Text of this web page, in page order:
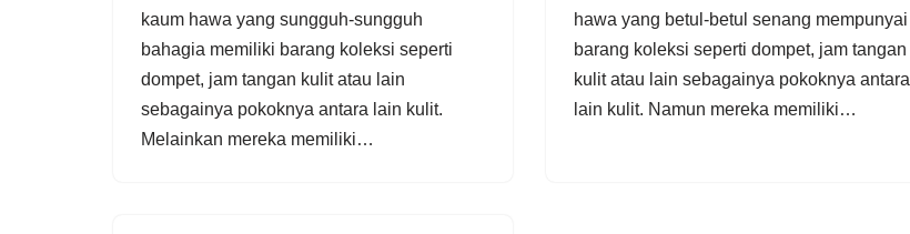
kaum hawa yang sungguh-sungguh
bahagia memiliki barang koleksi seperti
dompet, jam tangan kulit atau lain
sebagainya pokoknya antara lain kulit.
Melainkan mereka memiliki…
hawa yang betul-betul senang mempunyai
barang koleksi seperti dompet, jam tangan
kulit atau lain sebagainya pokoknya antara
lain kulit. Namun mereka memiliki…